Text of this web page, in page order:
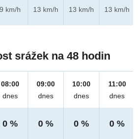
9 km/h
13 km/h
13 km/h
13 km/h
srážek na 48 hodin
08:00
dnes
0 %
09:00
dnes
0 %
10:00
dnes
0 %
11:00
dnes
0 %